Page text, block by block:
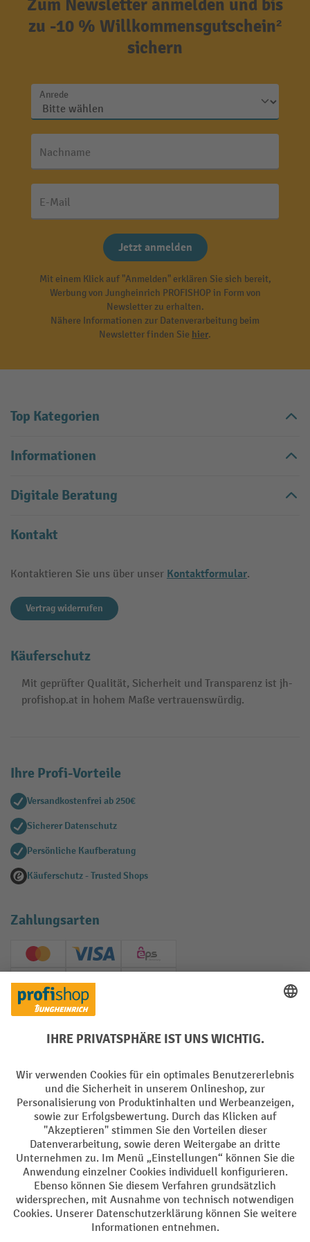
Zum Newsletter anmelden und bis
zu -10 % Willkommensgutschein²
sichern
Anrede
Nachname
E-Mail
Jetzt anmelden
Mit einem Klick auf "Anmelden" erklären Sie sich bereit,
Werbung von Jungheinrich PROFISHOP in Form von
Newsletter zu erhalten.
Nähere Informationen zur Datenverarbeitung beim
Newsletter finden Sie hier.
Top Kategorien
Informationen
Digitale Beratung
Kontakt
Kontaktieren Sie uns über unser Kontaktformular.
Vertrag widerrufen
Käuferschutz
Mit geprüfter Qualität, Sicherheit und Transparenz ist jh-
profishop.at in hohem Maße vertrauenswürdig.
Ihre Profi-Vorteile
Versandkostenfrei ab 250€
Sicherer Datenschutz
Persönliche Kaufberatung
Käuferschutz - Trusted Shops
Zahlungsarten
Creditcard (Master)Creditcard (Visa)
EPS
PayPal
Soziale Netzwerke
Impressum Datenschutz
Barrierefreiheit Privacy Settings
Alle Preise exkl. gesetzl. Mehrwertsteuer zzgl.Versandkostenund ggf.
Nachnahmegebühren, wenn nicht anders angegeben.
¹ Der Rabatt gilt so lange der Vorrat reicht. Der Rabatt gilt nicht auf